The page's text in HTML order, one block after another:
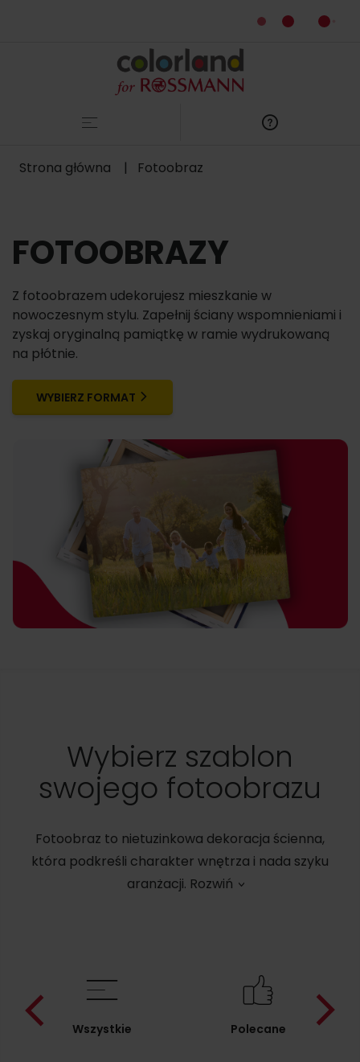
Główna
Ścieżka
Strona główna Fotoobraz
FOTOOBRAZY
Z fotoobrazem udekorujesz mieszkanie w
nowoczesnym stylu. Zapełnij ściany wspomnieniami i
zyskaj oryginalną pamiątkę w ramie wydrukowaną
na płótnie.
WYBIERZ FORMAT
Wybierz szablon
swojego fotoobrazu
Fotoobraz to nietuzinkowa dekoracja ścienna,
która podkreśli charakter wnętrza i nada szyku
aranżacji.
Wszystkie Polecane